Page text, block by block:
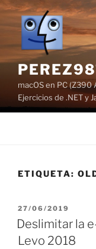
Saltar
contenido
macOS en PC
Ejercicios de .NET y
ETIQUETA:
PUBLICADO
EL
27/06/2019
Deslimitar la
Levo 2018